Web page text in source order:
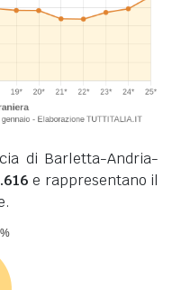
di Barletta-Andria-
e rappresentano il